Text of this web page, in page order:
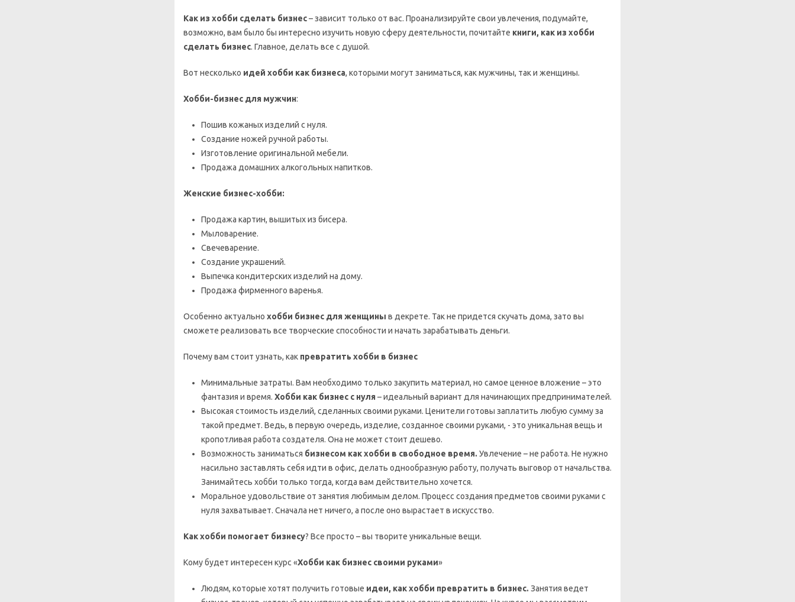
Как из хобби сделать бизнес– зависит только от вас. Проанализируйте свои увлечения, подумайте,
возможно, вам было бы интересно изучить новую сферу деятельности, почитайте книги, как из хобби
сделать бизнес. Главное, делать все с душой.
Вот несколько идей хобби как бизнеса, которыми могут заниматься, как мужчины, так и женщины.
Хобби-бизнес для мужчин:
Пошив кожаных изделий с нуля.
Создание ножей ручной работы.
Изготовление оригинальной мебели.
Продажа домашних алкогольных напитков.
Женские бизнес-хобби:
Продажа картин, вышитых из бисера.
Мыловарение.
Свечеварение.
Создание украшений.
Выпечка кондитерских изделий на дому.
Продажа фирменного варенья.
Особенно актуально хобби бизнес для женщины в декрете. Так не придется скучать дома, зато вы
сможете реализовать все творческие способности и начать зарабатывать деньги.
Почему вам стоит узнать, как превратить хобби в бизнес
Минимальные затраты. Вам необходимо только закупить материал, но самое ценное вложение – это
фантазия и время. Хобби как бизнес с нуля – идеальный вариант для начинающих предпринимателей.
Высокая стоимость изделий, сделанных своими руками. Ценители готовы заплатить любую сумму за
такой предмет. Ведь, в первую очередь, изделие, созданное своими руками, - это уникальная вещь и
кропотливая работа создателя. Она не может стоит дешево.
Возможность заниматься бизнесом как хобби в свободное время. Увлечение – не работа. Не нужно
насильно заставлять себя идти в офис, делать однообразную работу, получать выговор от начальства.
Занимайтесь хобби только тогда, когда вам действительно хочется.
Моральное удовольствие от занятия любимым делом. Процесс создания предметов своими руками с
нуля захватывает. Сначала нет ничего, а после оно вырастает в искусство.
Как хобби помогает бизнесу? Все просто – вы творите уникальные вещи.
Кому будет интересен курс «Хобби как бизнес своими руками»
Людям, которые хотят получить готовые идеи, как хобби превратить в бизнес. Занятия ведет